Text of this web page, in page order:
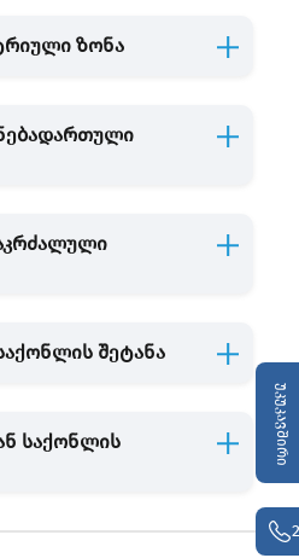
უკუკავშირი
ზონა
შეტანა
საქონლის